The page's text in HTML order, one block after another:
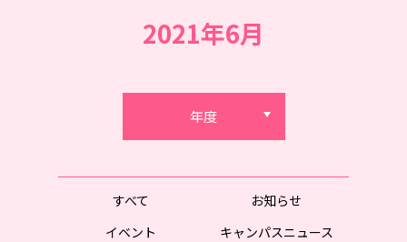
2021年6月
年度
すべて
お知らせ
イベント
キャンパスニュース